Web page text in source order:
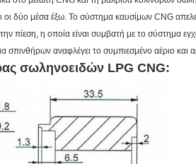
δύο μέσα έξω. Το σύστημα καυσίμων CNG
πίεση, η οποία είναι συμβατή με το
αναφλέγει το συμπιεσμένο αέριο και
σωληνοειδών LPG CNG: